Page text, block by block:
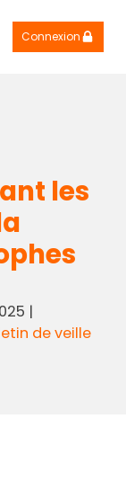
Connexion
les
|
de veille